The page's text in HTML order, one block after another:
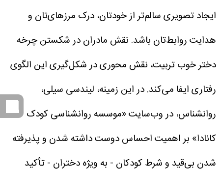
ایجاد تصویری سالم‌تر از خودتان، درک مرزهای‌تان و
هدایت روابط‌تان باشد. نقش مادران در شکستن چرخه
دختر خوبتربیت، نقش محوری در شکل‌گیری این الگوی
رفتاری ایفا می‌کند. در این زمینه، لیندسی سیلی،
روانشناس، در وب‌سایت «موسسه روانشناسی کودک
کانادا» بر اهمیت احساس دوست داشته شدن و پذیرفته
شدن بی‌قید و شرط کودکان - به ویژه دختران - تأکید